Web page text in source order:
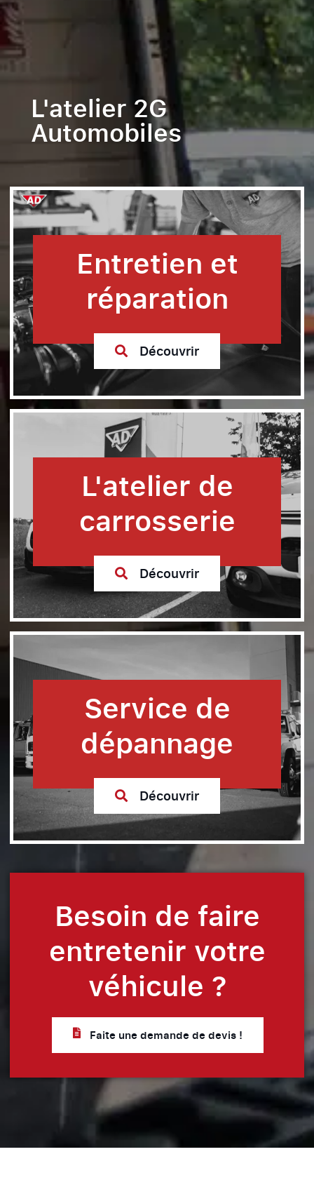
L'atelier 2G
Automobiles
Entretien et
réparation
Découvrir
L'atelier de
carrosserie
Découvrir
Service de
dépannage
Découvrir
Besoin de faire
entretenir votre
véhicule ?
Faite une demande de devis !